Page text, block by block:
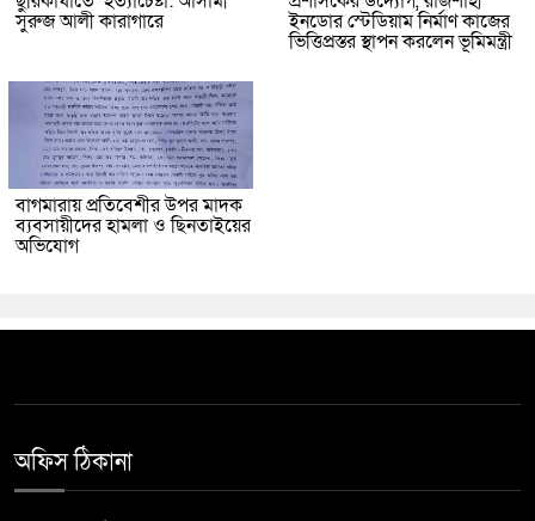
সুরুজ আলী কারাগারে ইনডোর স্টেডিয়াম নির্মাণ কাজের
ভিত্তিপ্রস্তর স্থাপন করলেন ভূমিমন্ত্রী
বাগমারায় প্রতিবেশীর উপর মাদক
ব্যবসায়ীদের হামলা ও ছিনতাইয়ের
অভিযোগ
অফিস ঠিকানা